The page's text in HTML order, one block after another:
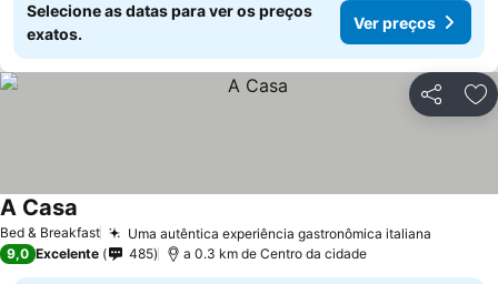
Selecione as datas para ver os preços
exatos.
Ver preços
Partilhar
Bed & Breakfast Uma autêntica experiência gastronômica italiana
A Casa
9,0 Excelente 485 a 0.3 km de Centro da cidade